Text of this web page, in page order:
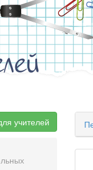
учителей